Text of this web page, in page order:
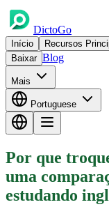
DictoGo
Início Recursos
Baixar Blog
Mais
Portuguese
Por que
uma
estudando